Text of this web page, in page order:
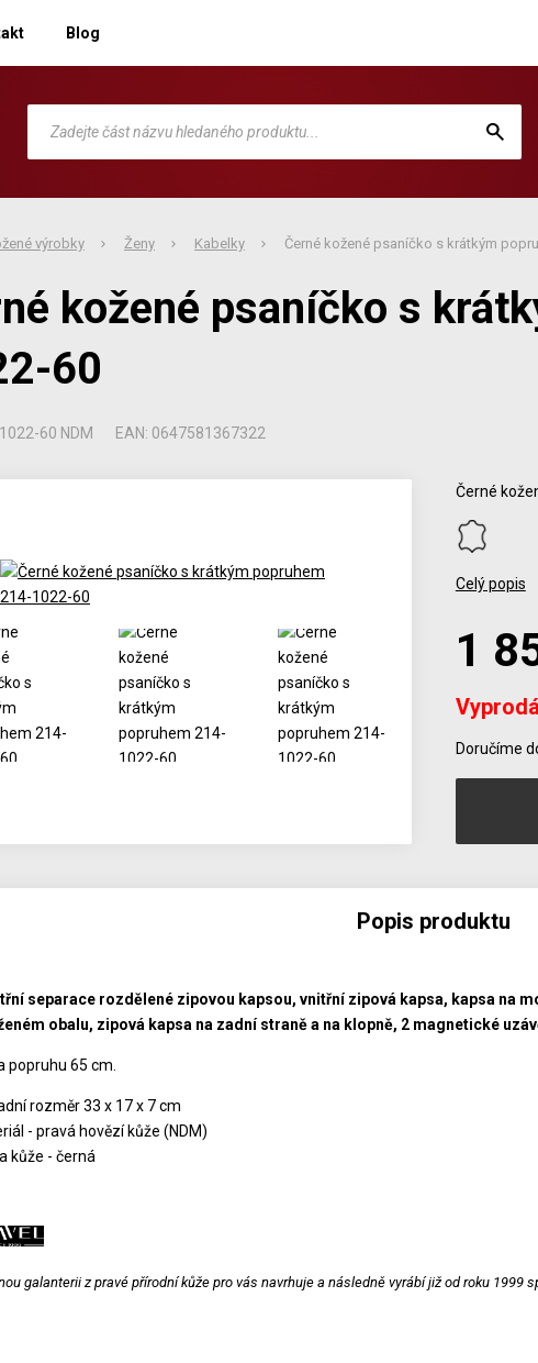
Blog
výrobky Ženy Kabelky Černé kožené psaníčko s krátkým
kožené psaníčko s
60
60 NDM EAN: 0647581367322
Černé
Celý popis
1
Doručíme
Počet
Popis produktu
separace rozdělené zipovou kapsou, vnitřní zipová kapsa, kapsa na
obalu, zipová kapsa na zadní straně a na klopně, 2 magnetické
popruhu 65 cm.
rozměr 33 x 17 x 7 cm
- pravá hovězí kůže (NDM)
kůže - černá
galanterii z pravé přírodní kůže pro vás navrhuje a následně vyrábí již od roku 1999